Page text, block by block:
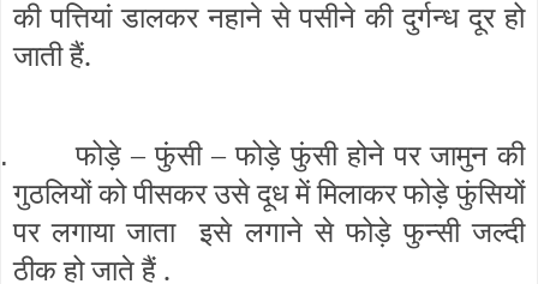
की पत्तियां डालकर नहाने से पसीने की दुर्गन्ध दूर हो
जाती हैं.
फोड़े – फुंसी – फोड़े फुंसी होने पर जामुन की
गुठलियों को पीसकर उसे दूध में मिलाकर फोड़े फुंसियों
पर लगाया जाता इसे लगाने से फोड़े फुन्सी जल्दी
ठीक हो जाते हैं .